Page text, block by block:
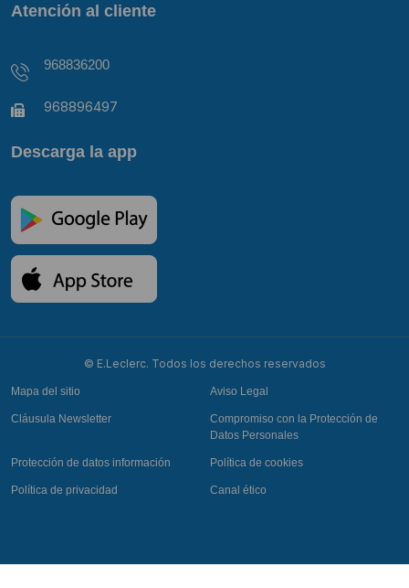
Atención al cliente
968836200
968896497
Descarga la app
© E.Leclerc. Todos los derechos reservados
Mapa del sitio Aviso Legal
Cláusula Newsletter
Compromiso con la Protección de
Datos Personales
Protección de datos información Política de cookies
Política de privacidad Canal ético